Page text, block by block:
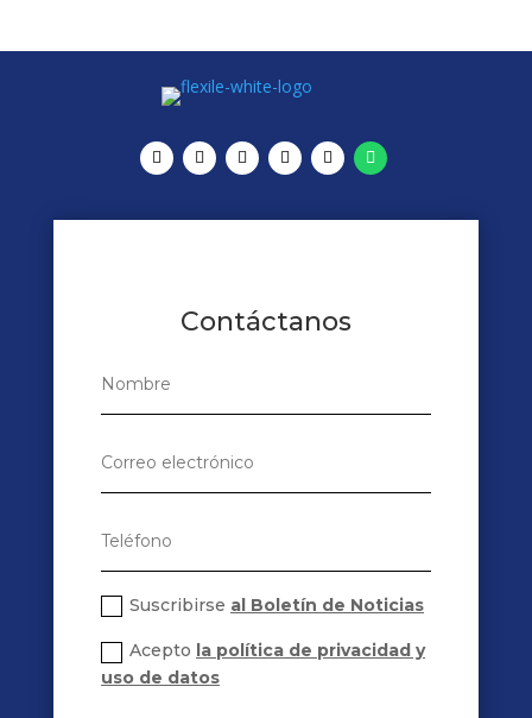
Contáctanos
Suscribirse al Boletín de Noticias
Acepto la política de privacidad y
uso de datos